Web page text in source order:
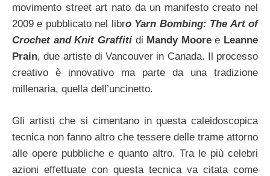
movimento street art nato da un manifesto creato nel
2009 e pubblicato nel libro Yarn Bombing: The Art of
Crochet and Knit Graffitidi Mandy Mooree Leanne
Prain, due artiste di Vancouver in Canada. Il processo
creativo è innovativo ma parte da una tradizione
millenaria, quella dell’uncinetto.
Gli artisti che si cimentano in questa caleidoscopica
tecnica non fanno altro che tessere delle trame attorno
alle opere pubbliche e quanto altro. Tra le più celebri
azioni effettuate con questa tecnica va citata come